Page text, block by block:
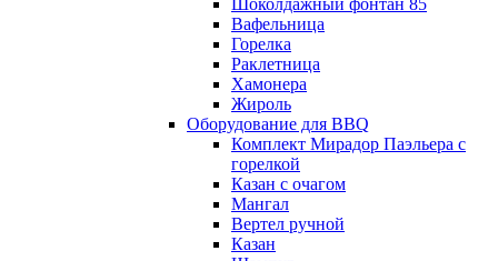
Шоколдажный фонтан 85
Вафельница
Горелка
Раклетница
Хамонера
Жироль
Оборудование для BBQ
Комплект Мирадор Паэльера с
горелкой
Казан с очагом
Мангал
Вертел ручной
Казан